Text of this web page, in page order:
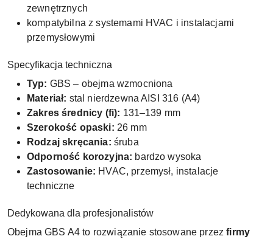
zewnętrznych
kompatybilna z systemami HVAC i instalacjami
przemysłowymi
Specyfikacja techniczna
Typ: GBS – obejma wzmocniona
Materiał: stal nierdzewna AISI 316 (A4)
Zakres średnicy (fi): 131–139 mm
Szerokość opaski: 26 mm
Rodzaj skręcania: śruba
Odporność korozyjna: bardzo wysoka
Zastosowanie: HVAC, przemysł, instalacje
techniczne
Dedykowana dla profesjonalistów
Obejma GBS A4 to rozwiązanie stosowane przezfirmy